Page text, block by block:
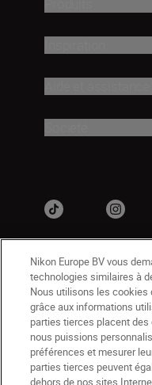
CH Nikon Sites
Contactez-nous
Nikon Europe BV vous
technologies similaires à
Nous utilisons les cookies
grâce aux informations
parties tierces placent
nous puissions
préférences et mesurer
parties tierces peuvent
dehors de nos sites